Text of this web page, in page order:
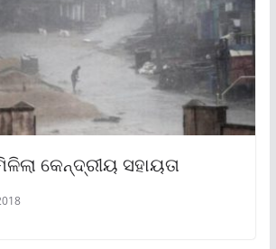
କେନ୍ଦ୍ରୀୟ ସହାୟତା